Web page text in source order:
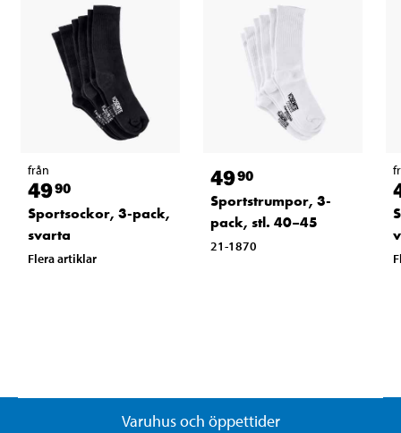
från
4990
Sportsockor, 3-pack,
svarta
Flera artiklar
4990
Sportstrumpor, 3-
pack, stl. 40–45
21-1870
Varuhus och öppettider